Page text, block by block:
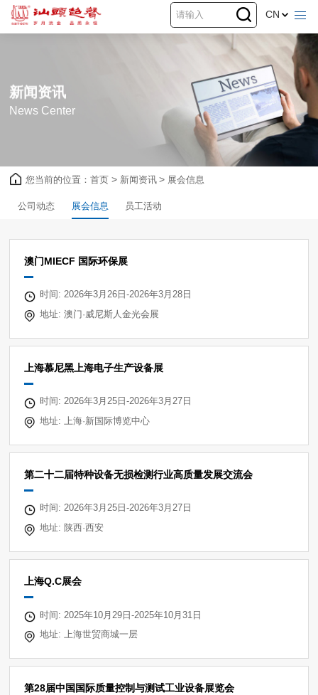
CN
新闻资讯
News Center
您当前的位置：首页 > 新闻资讯 > 展会信息
公司动态 展会信息 员工活动
澳门MIECF 国际环保展
时间: 2026年3月26日-2026年3月28日
地址: 澳门·威尼斯人金光会展
上海慕尼黑上海电子生产设备展
时间: 2026年3月25日-2026年3月27日
地址: 上海·新国际博览中心
第二十二届特种设备无损检测行业高质量发展交流会
时间: 2026年3月25日-2026年3月27日
地址: 陕西·西安
上海Q.C展会
时间: 2025年10月29日-2025年10月31日
地址: 上海世贸商城一层
第28届中国国际质量控制与测试工业设备展览会